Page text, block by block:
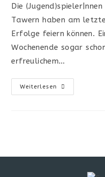
Die
Tawern haben am
Erfolge feiern können.
Wochenende sogar
erfreulichem…
Weiterlesen